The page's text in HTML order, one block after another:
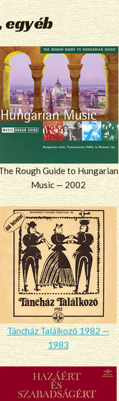
egyéb
Rough Guide to Hungarian
Music — 2002
Táncház Találkozó 1982 —
1983